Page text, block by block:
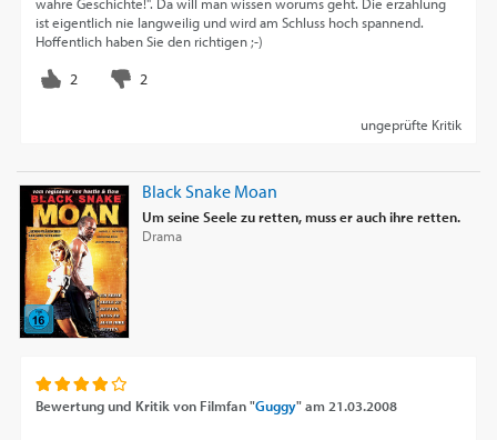
ist eigentlich nie langweilig und wird am Schluss hoch spannend.
Hoffentlich haben Sie den richtigen ;-)
ungeprüfte Kritik
Black Snake Moan
Um seine Seele zu retten, muss er auch ihre retten.
Drama
Bewertung und Kritik von Filmfan "Guggy"am 21.03.2008